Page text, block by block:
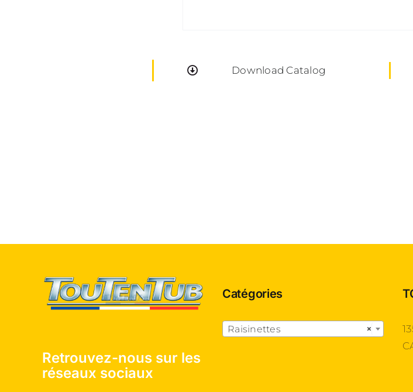
Download Catalog
Retrouvez-nous sur les
réseaux sociaux
Catégories
×
Raisinettes